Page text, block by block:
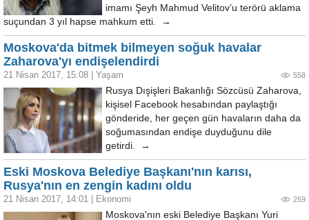
imamı Şeyh Mahmud Velitov’u terörü aklama
suçundan 3 yıl hapse mahkum etti. →
Moskova'da bitmek bilmeyen soğuk havalar
Zaharova'yı endişelendirdi
21 Nisan 2017, 15:08 Yaşam 558
Rusya Dışişleri Bakanlığı Sözcüsü Zaharova,
kişisel Facebook hesabından paylaştığı
gönderide, her geçen gün havaların daha da
soğumasından endişe duyduğunu dile
getirdi. →
Eski Moskova Belediye Başkanı'nın karısı,
Rusya'nın en zengin kadını oldu
21 Nisan 2017, 14:01 Ekonomi 259
Moskova'nın eski Belediye Başkanı Yuri